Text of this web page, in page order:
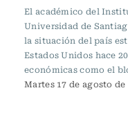
El académico del
Universidad de
la situación del país
Estados Unidos hace
económicas como el
Martes 17 de agosto de